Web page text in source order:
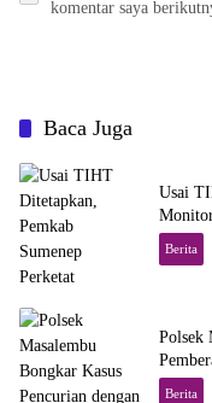
komentar saya
Baca Juga
Usai
Berita
Polsek
Berita